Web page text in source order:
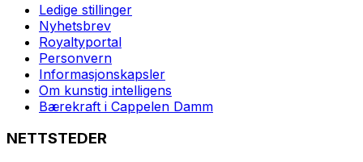
Ledige stillinger
Nyhetsbrev
Royaltyportal
Personvern
Informasjonskapsler
Om kunstig intelligens
Bærekraft i Cappelen Damm
NETTSTEDER